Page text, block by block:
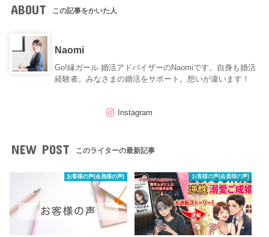
ABOUT この記事をかいた人
Naomi
Go!縁ガール 婚活アドバイザーのNaomiです。自身も婚活
経験者。みなさまの婚活をサポート。想いが違います！
Instagram
NEW POST このライターの最新記事
お客様の声(会員様の声) お客様の声(会員様の声)